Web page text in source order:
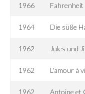
1966 Fahrenheit
1964 Die süße
1962 Jules und
1962 L'amour à
1962 Antoine et